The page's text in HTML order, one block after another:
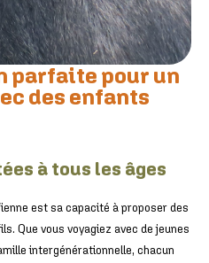
parfaite pour un
des enfants
à tous les âges
est sa capacité à proposer des
Que vous voyagiez avec de jeunes
intergénérationnelle, chacun